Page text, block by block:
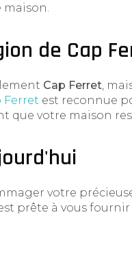
de Cap
Cap Ferret ,
Ferret est reconnue
que votre maison
votre
prête à vous